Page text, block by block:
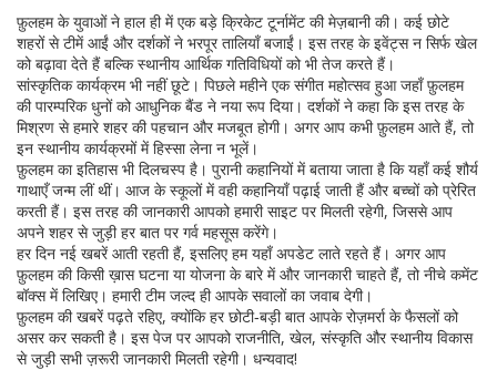
फ़ुलहम के युवाओं ने हाल ही में एक बड़े क्रिकेट टूर्नामेंट की मेज़बानी की। कई छोटे
शहरों से टीमें आईं और दर्शकों ने भरपूर तालियाँ बजाईं। इस तरह के इवेंट्स न सिर्फ खेल
को बढ़ावा देते हैं बल्कि स्थानीय आर्थिक गतिविधियों को भी तेज करते हैं।
सांस्कृतिक कार्यक्रम भी नहीं छूटे। पिछले महीने एक संगीत महोत्सव हुआ जहाँ फ़ुलहम
की पारम्परिक धुनों को आधुनिक बैंड ने नया रूप दिया। दर्शकों ने कहा कि इस तरह के
मिश्रण से हमारे शहर की पहचान और मजबूत होगी। अगर आप कभी फ़ुलहम आते हैं, तो
इन स्थानीय कार्यक्रमों में हिस्सा लेना न भूलें।
फ़ुलहम का इतिहास भी दिलचस्प है। पुरानी कहानियों में बताया जाता है कि यहाँ कई शौर्य
गाथाएँ जन्म लीं थीं। आज के स्कूलों में वही कहानियाँ पढ़ाई जाती हैं और बच्चों को प्रेरित
करती हैं। इस तरह की जानकारी आपको हमारी साइट पर मिलती रहेगी, जिससे आप
अपने शहर से जुड़ी हर बात पर गर्व महसूस करेंगे।
हर दिन नई खबरें आती रहती हैं, इसलिए हम यहाँ अपडेट लाते रहते हैं। अगर आप
फ़ुलहम की किसी ख़ास घटना या योजना के बारे में और जानकारी चाहते हैं, तो नीचे कमेंट
बॉक्स में लिखिए। हमारी टीम जल्द ही आपके सवालों का जवाब देगी।
फ़ुलहम की खबरें पढ़ते रहिए, क्योंकि हर छोटी‑बड़ी बात आपके रोज़मर्रा के फैसलों को
असर कर सकती है। इस पेज पर आपको राजनीति, खेल, संस्कृति और स्थानीय विकास
से जुड़ी सभी ज़रूरी जानकारी मिलती रहेगी। धन्यवाद!